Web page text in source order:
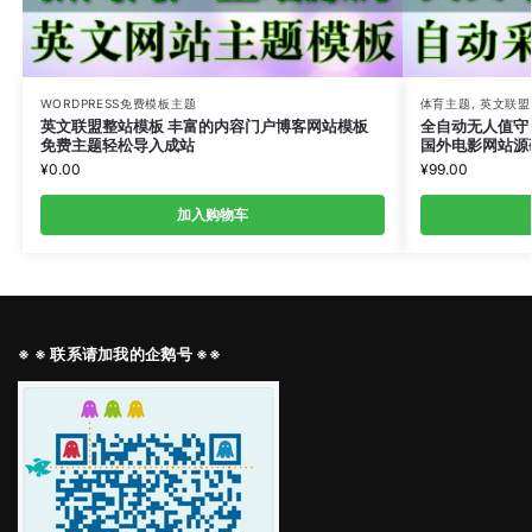
WORDPRESS免费模板主题
英文联盟整站模板 丰富的内容门户博客网站模板
免费主题轻松导入成站
¥0.00
加入购物车
体育主题 , 英文联
全自动无人值
国外电影网站
¥99.00
※ ※ 联系请加我的企鹅号 ※※